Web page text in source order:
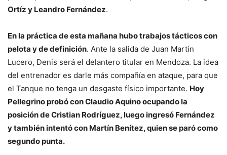
Ortíz y Leandro Fernández.
En la práctica de esta mañana hubo trabajos tácticos con
pelota y de definición. Ante la salida de Juan Martín
Lucero, Denis será el delantero titular en Mendoza. La idea
del entrenador es darle más compañía en ataque, para que
el Tanque no tenga un desgaste físico importante. Hoy
Pellegrino probó con Claudio Aquino ocupando la
posición de Cristian Rodríguez, luego ingresó Fernández
y también intentó con Martín Benítez, quien se paró como
segundo punta.